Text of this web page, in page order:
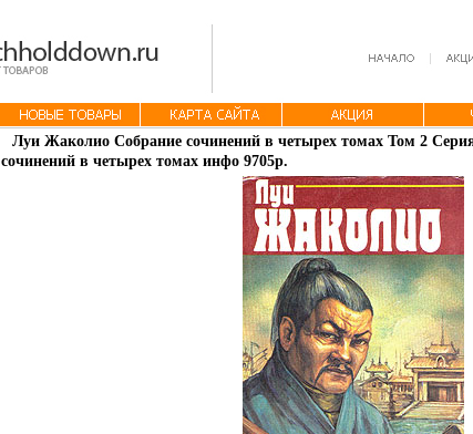
Луи Жаколио Собрание сочинений в четырех томах Том 2
сочинений в четырех томах инфо 9705p.